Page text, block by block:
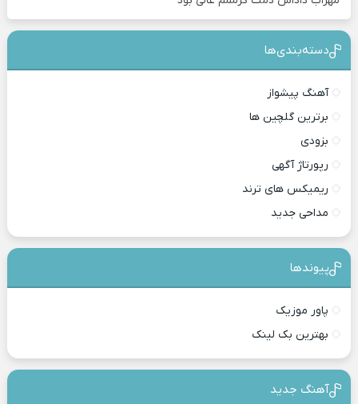
دسته‌بندی‎‌‌ها
آهنگ پیشواز
برترین گلچین ها
بزودی
رپورتاژ آگهی
ریمیکس های ترند
مداحی جدید
پیوندها
پاور موزیک
بهترین بک لینک
آهنگ جدید